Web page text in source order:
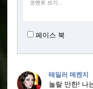
페이스 북
테일러 매켄지
놀랄 만한! 나